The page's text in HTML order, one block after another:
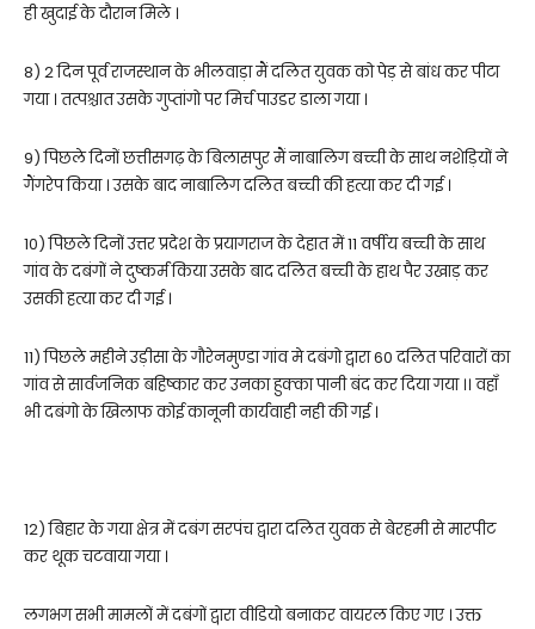
ही खुदाई के दौरान मिले ।
8) 2 दिन पूर्व राजस्थान के भीलवाड़ा मैं दलित युवक को पेड़ से बांध कर पीटा
गया । तत्पश्चात उसके गुप्तांगो पर मिर्च पाउडर डाला गया ।
9) पिछले दिनों छत्तीसगढ़ के बिलासपुर मैं नाबालिग बच्ची के साथ नशेड़ियों ने
गैंगरेप किया । उसके बाद नाबालिग दलित बच्ची की हत्या कर दी गई ।
10) पिछले दिनों उत्तर प्रदेश के प्रयागराज के देहात में 11 वर्षीय बच्ची के साथ
गांव के दबंगों ने दुष्कर्म किया उसके बाद दलित बच्ची के हाथ पैर उखाड़ कर
उसकी हत्या कर दी गई ।
11) पिछले महीने उड़ीसा के गौरेनमुण्डा गांव मे दबंगो द्वारा 60 दलित परिवारों का
गांव से सार्वजनिक बहिष्कार कर उनका हुक्का पानी बंद कर दिया गया ।। वहाँ
भी दबंगो के खिलाफ कोई कानूनी कार्यवाही नही की गई ।
12) बिहार के गया क्षेत्र में दबंग सरपंच द्वारा दलित युवक से बेरहमी से मारपीट
कर थूक चटवाया गया ।
लगभग सभी मामलों में दबंगों द्वारा वीडियो बनाकर वायरल किए गए । उक्त